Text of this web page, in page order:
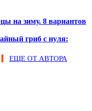
на зиму. 8 вариантов
гриб с нуля:
ЕЩЕ ОТ АВТОРА